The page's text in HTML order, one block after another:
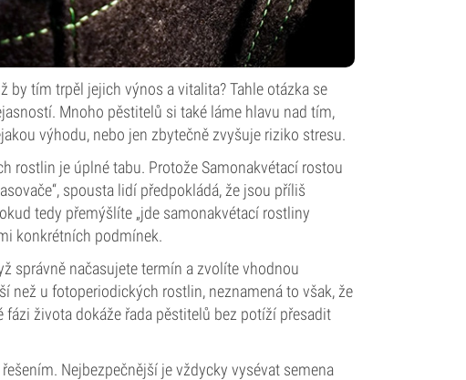
by tím trpěl jejich výnos a vitalita? Tahle otázka se
Mnoho pěstitelů si také láme hlavu nad tím,
výhodu, nebo jen zbytečně zvyšuje riziko stresu.
rostlin je úplné tabu. Protože Samonakvétací rostou
spousta lidí předpokládá, že jsou příliš
tedy přemýšlíte „jde samonakvétací rostliny
konkrétních podmínek.
správně načasujete termín a zvolíte vhodnou
než u fotoperiodických rostlin, neznamená to však, že
života dokáže řada pěstitelů bez potíží přesadit
Nejbezpečnější je vždycky vysévat semena